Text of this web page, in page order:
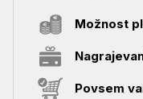
Možnost
Povsem